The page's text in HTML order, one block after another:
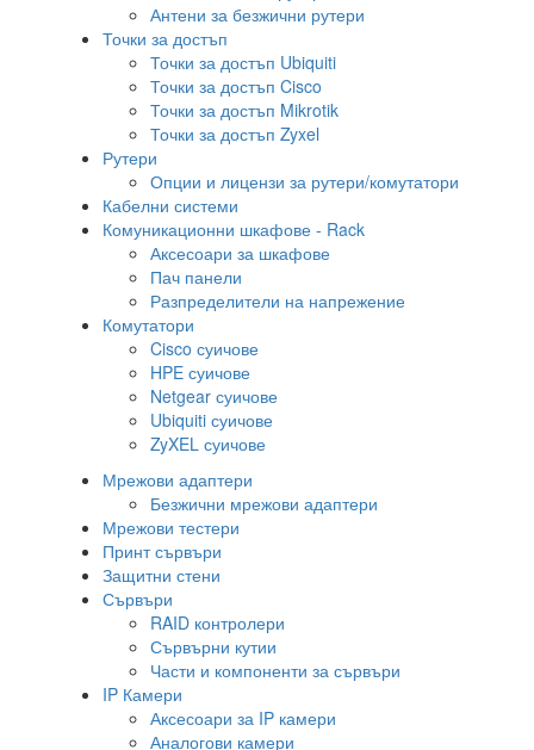
Антени за безжични рутери
Точки за достъп
Точки за достъп Ubiquiti
Точки за достъп Cisco
Точки за достъп Mikrotik
Точки за достъп Zyxel
Рутери
Опции и лицензи за рутери/комутатори
Кабелни системи
Комуникационни шкафове - Rack
Аксесоари за шкафове
Пач панели
Разпределители на напрежение
Комутатори
Cisco суичове
HPE суичове
Netgear суичове
Ubiquiti суичове
ZyXEL суичове
Мрежови адаптери
Безжични мрежови адаптери
Мрежови тестери
Принт сървъри
Защитни стени
Сървъри
RAID контролери
Сървърни кутии
Части и компоненти за сървъри
IP Камери
Аксесоари за IP камери
Аналогови камери